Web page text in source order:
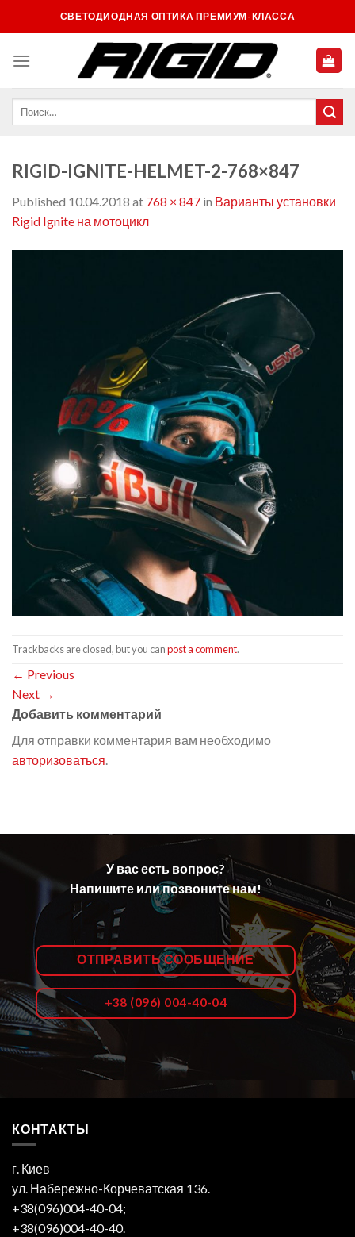
to
СВЕТОДИОДНАЯ ОПТИКА ПРЕМИУМ-КЛАССА
RIGID-IGNITE-HELMET-2-768×847
Published 10.04.2018 at 768 × 847 in Варианты установки
Rigid Ignite на мотоцикл
Trackbacks are closed, but you canpost a comment.
← Previous
Next →
Добавить комментарий
Для отправки комментария вам необходимо
авторизоваться.
У вас есть вопрос?
Напишите или позвоните нам!
ОТПРАВИТЬ СООБЩЕНИЕ
+38 (096) 004-40-04
КОНТАКТЫ
г. Киев
ул. Набережно-Корчеватская 136.
+38(096)004-40-04;
+38(096)004-40-40.